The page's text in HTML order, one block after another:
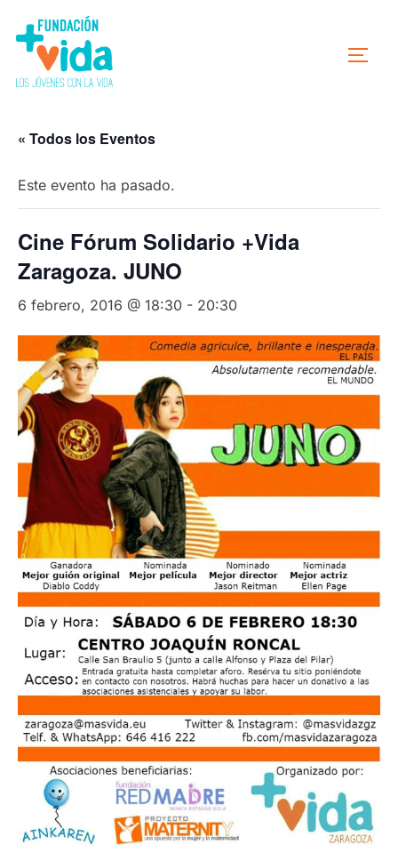
« Todos los Eventos
Este evento ha pasado.
Cine Fórum Solidario +Vida
Zaragoza. JUNO
6 febrero, 2016 @ 18:30 - 20:30